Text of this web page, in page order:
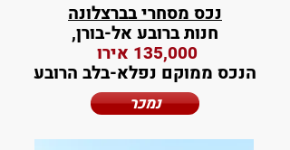
נכס מסחרי בברצלונה
חנות ברובע אל-בורן,
135,000 אירו
הנכס ממוקם נפלא-בלב הרובע
נמכר